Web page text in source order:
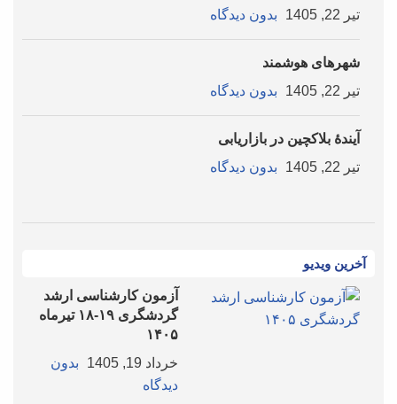
تیر 22, 1405
بدون دیدگاه
شهرهای هوشمند
تیر 22, 1405
بدون دیدگاه
آیندۀ بلاکچین در بازاریابی
تیر 22, 1405
بدون دیدگاه
آخرین ویدیو
آزمون کارشناسی ارشد
گردشگری ۱۹-۱۸ تیرماه
۱۴۰۵
خرداد 19, 1405
بدون
دیدگاه